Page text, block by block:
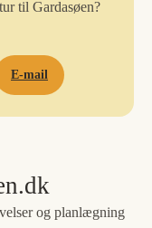
til Gardasøen?
E-mail
og planlægning